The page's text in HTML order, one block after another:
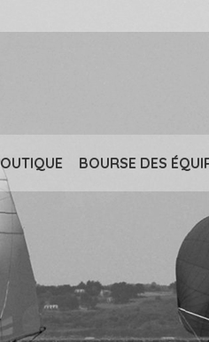
BOURSE DES